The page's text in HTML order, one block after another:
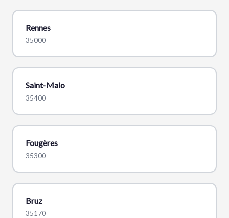
Rennes
35000
Saint-Malo
35400
Fougères
35300
Bruz
35170